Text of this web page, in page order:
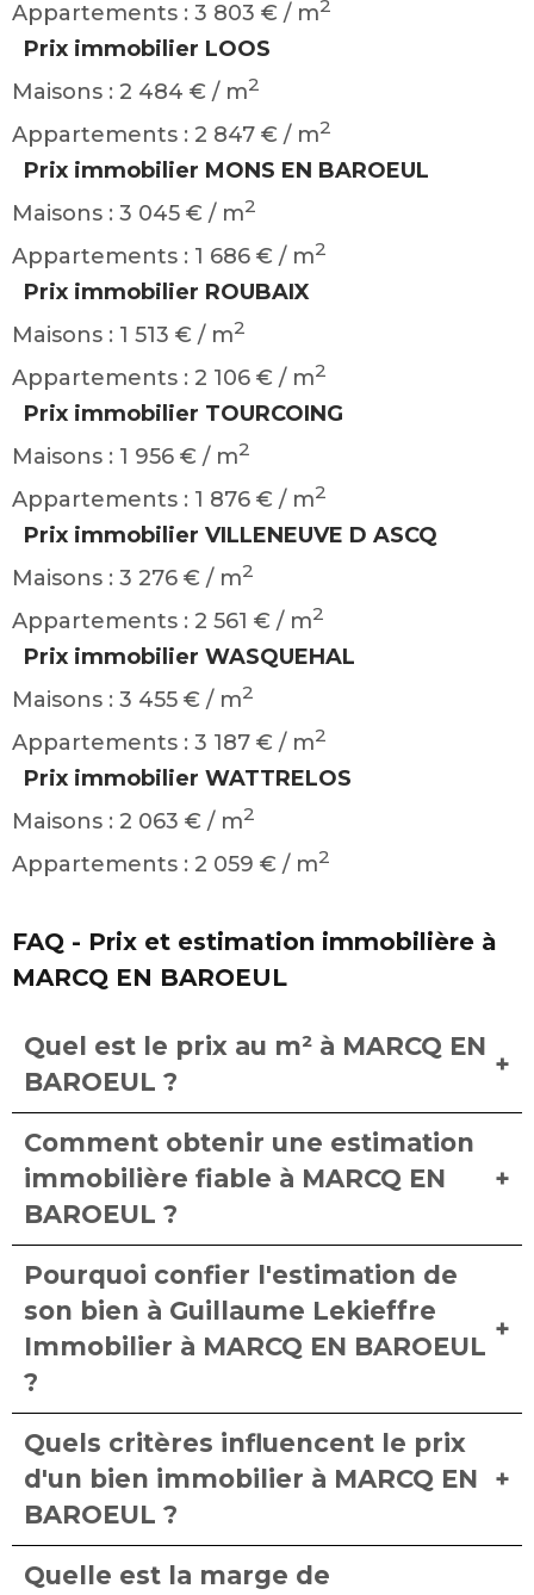
Appartements : 3 803 € / m2
Prix immobilier LOOS
Maisons : 2 484 € / m2
Appartements : 2 847 € / m2
Prix immobilier MONS EN BAROEUL
Maisons : 3 045 € / m2
Appartements : 1 686 € / m2
Prix immobilier ROUBAIX
Maisons : 1 513 € / m2
Appartements : 2 106 € / m2
Prix immobilier TOURCOING
Maisons : 1 956 € / m2
Appartements : 1 876 € / m2
Prix immobilier VILLENEUVE D ASCQ
Maisons : 3 276 € / m2
Appartements : 2 561 € / m2
Prix immobilier WASQUEHAL
Maisons : 3 455 € / m2
Appartements : 3 187 € / m2
Prix immobilier WATTRELOS
Maisons : 2 063 € / m2
Appartements : 2 059 € / m2
FAQ - Prix et estimation immobilière à
MARCQ EN BAROEUL
Quel est le prix au m² à MARCQ EN
BAROEUL ?
Comment obtenir une estimation
immobilière fiable à MARCQ EN
BAROEUL ?
Pourquoi confier l'estimation de
son bien à Guillaume Lekieffre
Immobilier à MARCQ EN BAROEUL
?
Quels critères influencent le prix
d'un bien immobilier à MARCQ EN
BAROEUL ?
Quelle est la marge de